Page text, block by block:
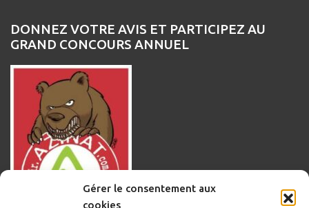
Gérer le consentement aux
cookies
DONNEZ VOTRE AVIS ET PARTICIPEZ AU
GRAND CONCOURS ANNUEL